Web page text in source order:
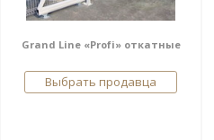
Grand Line «Profi» откатные
Выбрать продавца